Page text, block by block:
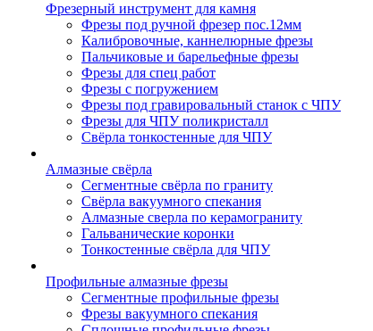
Фрезерный инструмент для камня
Фрезы под ручной фрезер пос.12мм
Калибровочные, каннелюрные фрезы
Пальчиковые и барельефные фрезы
Фрезы для спец работ
Фрезы с погружением
Фрезы под гравировальный станок с ЧПУ
Фрезы для ЧПУ поликристалл
Свёрла тонкостенные для ЧПУ
Алмазные свёрла
Сегментные свёрла по граниту
Свёрла вакуумного спекания
Алмазные сверла по керамограниту
Гальванические коронки
Тонкостенные свёрла для ЧПУ
Профильные алмазные фрезы
Сегментные профильные фрезы
Фрезы вакуумного спекания